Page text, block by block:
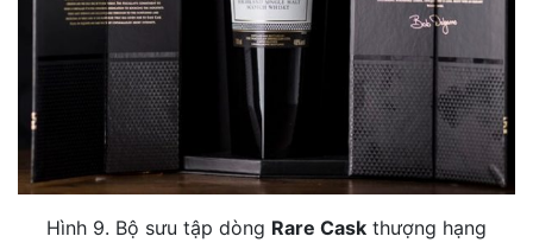
Hình 9. Bộ sưu tập dòng Rare Cask thượng hạng